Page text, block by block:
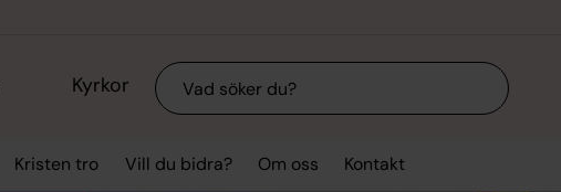
Kyrkor Sök
Kristen tro Vill du bidra? Om oss Kontakt